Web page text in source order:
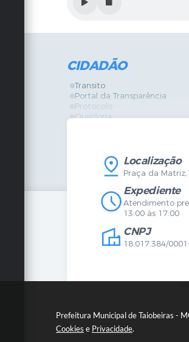
Prefeitura Municipal de Taiobeiras -
Cookies e Privacidade.
CIDADÃO
Transito
Portal da Transparência
Protocolo
Ouvidoria
Legislação
Diário Oficial
Mapa do Site
Certidões
Agenda de Eventos
Concursos
Telefones Úteis
Localização
Praça da
Expediente
Atendimento
13:00 às 17:00
CNPJ
18.017.384/